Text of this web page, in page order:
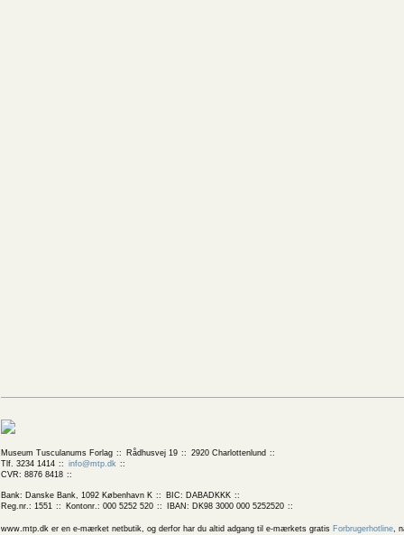
Museum Tusculanums Forlag Rådhusvej 19
2920 Charlottenlund
Tlf. 3234 1414
info@mtp.dk
CVR: 8876 8418
Bank: Danske Bank, 1092 København K
BIC: DABADKKK
Reg.nr.: 1551
Kontonr.: 000 5252 520 IBAN: DK98 3000 000 5252520
www.mtp.dk er en e-mærket netbutik, og derfor har du altid adgang til e-mærkets gratis Forbrugerhotline,